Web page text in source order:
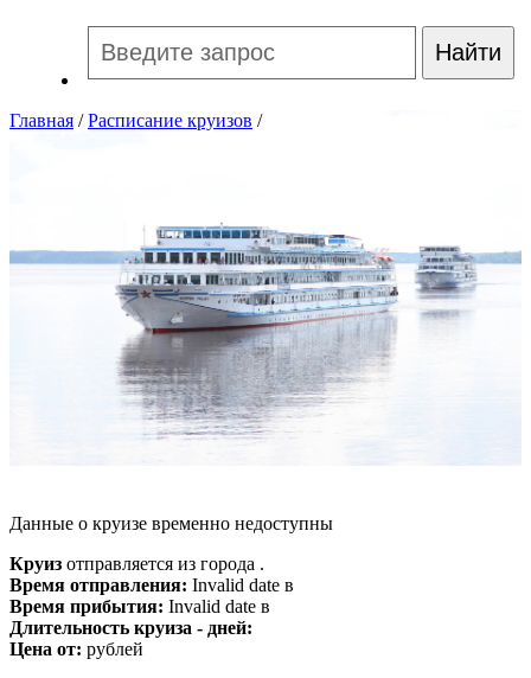
Главная /Расписание круизов /
Данные о круизе временно недоступны
Круиз отправляется из города .
Время отправления: Invalid date в
Время прибытия: Invalid date в
Длительность круиза - дней:
Цена от: рублей